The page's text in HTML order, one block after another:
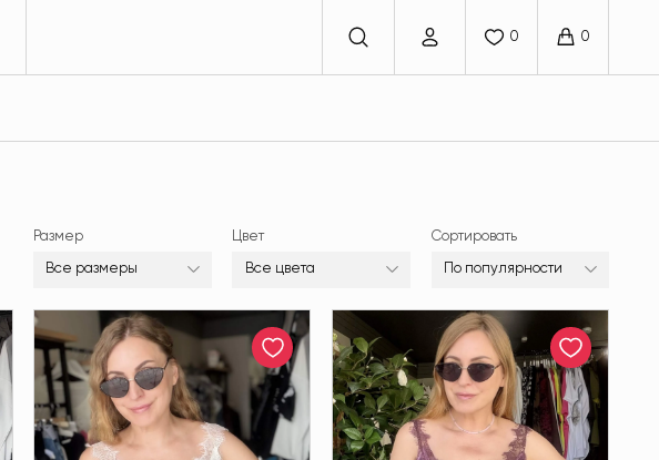
Размер
Все размеры
Цвет
Все цвета
Сортировать
По популярности